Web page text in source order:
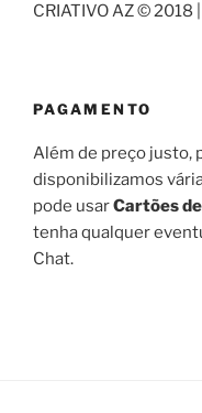
CRIATIVO AZ ©
PAGAMENTO
Além de preço justo,
disponibilizamos
pode usarCartões
tenha qualquer
Chat.